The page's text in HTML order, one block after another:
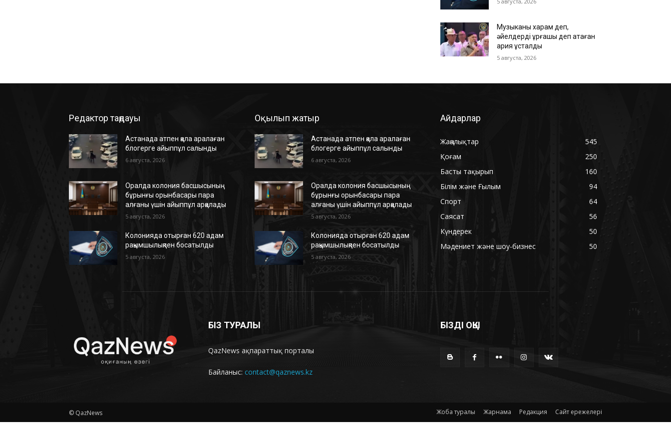
Музыканы харам деп,
әйелдерді ұрғашы деп атаған
қария ұсталды
5 августа, 2026
Редактор таңдауы
Астанада атпен қала аралаған
блогерге айыппұл салынды
6 августа, 2026
Оралда колония басшысының
бұрынғы орынбасары пара
алғаны үшін айыппұл арқалады
5 августа, 2026
Колонияда отырған 620 адам
рақымшылықпен босатылды
5 августа, 2026
Оқылып жатыр
Астанада атпен қала аралаған
блогерге айыппұл салынды
6 августа, 2026
Оралда колония басшысының
бұрынғы орынбасары пара
алғаны үшін айыппұл арқалады
5 августа, 2026
Колонияда отырған 620 адам
рақымшылықпен босатылды
5 августа, 2026
Айдарлар
Жаңалықтар
545
Қоғам
250
Басты тақырып
160
Білім және Ғылым
94
Спорт
64
Саясат
56
Күндерек
50
Мәдениет және шоу-бизнес
50
БІЗ ТУРАЛЫ
QazNews ақпараттық порталы
Байланыс: contact@qaznews.kz
БІЗДІ ОҚЫ
© QazNews Жоба туралы Жарнама Редакция Сайт ережелері